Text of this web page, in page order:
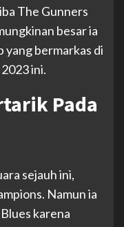
The Gunners
besar ia
yang bermarkas di
ini.
Pada
sejauh ini,
Namun ia
karena